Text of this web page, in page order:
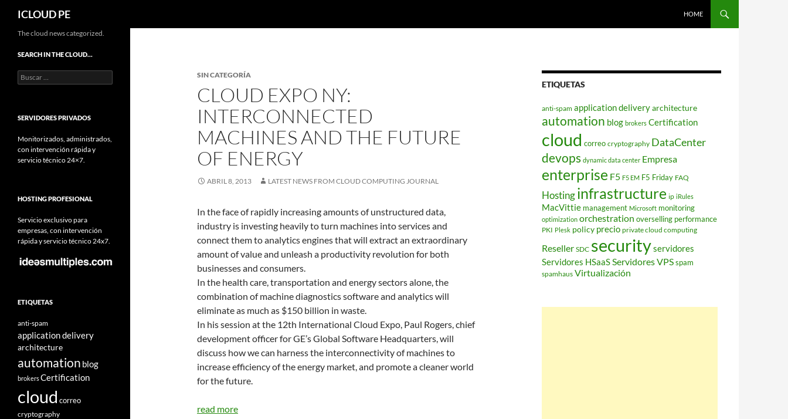
Saltar
contenido
ICLOUD PE HOME
SIN CATEGORÍA
CLOUD EXPO NY:
INTERCONNECTED
MACHINES AND THE FUTURE
OF ENERGY
ABRIL 8, 2013 LATEST NEWS FROM CLOUD COMPUTING JOURNAL
In the face of rapidly increasing amounts of unstructured data,
industry is investing heavily to turn machines into services and
connect them to analytics engines that will extract an extraordinary
amount of value and unleash a productivity revolution for both
businesses and consumers.
In the health care, transportation and energy sectors alone, the
combination of machine diagnostics software and analytics will
eliminate as much as $150 billion in waste.
In his session at the 12th International Cloud Expo, Paul Rogers, chief
development officer for GE’s Global Software Headquarters, will
discuss how we can harness the interconnectivity of machines to
increase efficiency of the energy market, and promote a cleaner world
for the future.
read more
ETIQUETAS
anti-spam application deliveryarchitecture
automation blog brokers Certification
cloud correo cryptography DataCenter
devops dynamic data center Empresa
enterprise F5 F5 EM F5 Friday FAQ
Hostinginfrastructure ip iRules
MacVittie management Microsoft monitoring
optimization orchestration overselling performance
PKI Plesk policy precio private cloud computing
Reseller SDC securityservidores
Servidores HSaaSServidores VPSspam
spamhaus Virtualización
The cloud news categorized.
SEARCH IN THE CLOUD…
Buscar:
SERVIDORES PRIVADOS
Monitorizados, administrados,
con intervención rápida y
servicio técnico 24×7.
HOSTING PROFESIONAL
Servicio exclusivo para
empresas, con intervención
rápida y servicio técnico 24x7.
ETIQUETAS
anti-spam
application delivery
architecture
automation blog
brokersCertification
cloud correo
cryptography